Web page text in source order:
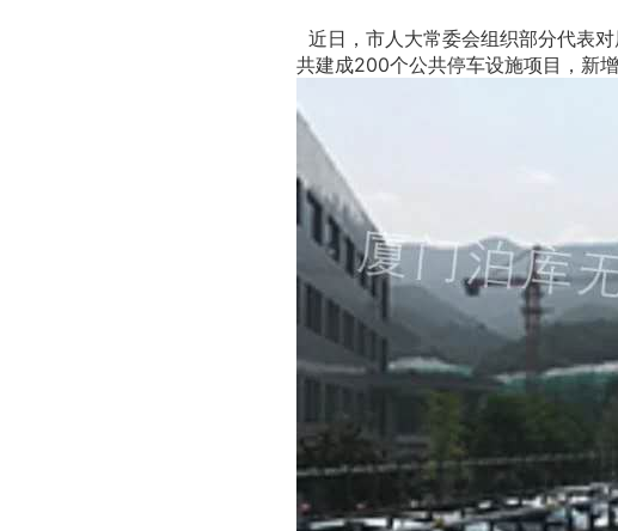
近日，市人大常委会组织部分代表
共建成200个公共停车设施项目，新